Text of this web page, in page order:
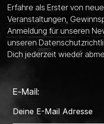
Erfahre als Erster von
Veranstaltungen,
Anmeldung für unseren
unseren
Dich jederzeit wieder
E-Mail: